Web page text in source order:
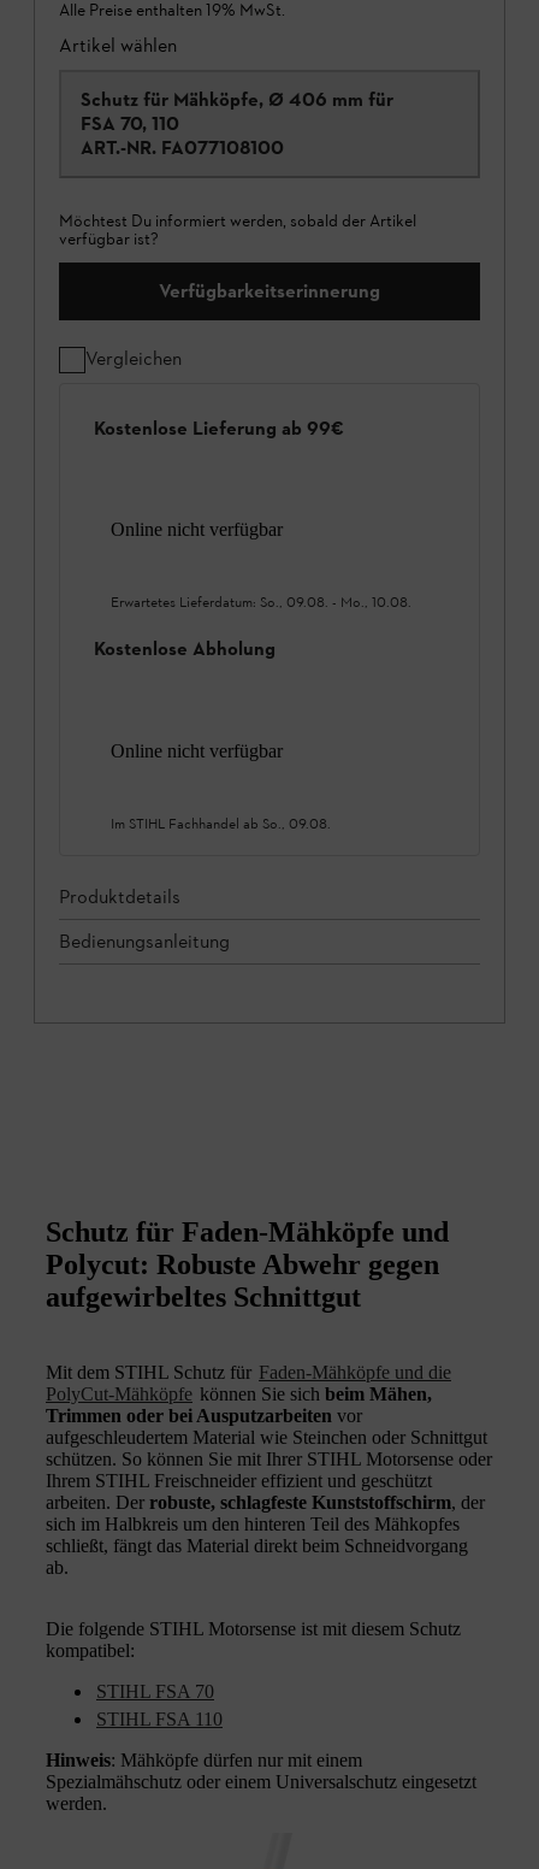
Alle Preise enthalten 19% MwSt.
Artikel wählen
Schutz für Mähköpfe, Ø 406 mm für
FSA 70, 110
ART.-NR. FA077108100
Möchtest Du informiert werden, sobald der Artikel
verfügbar ist?
Verfügbarkeitserinnerung
Vergleichen
Kostenlose Lieferung ab 99€
Online nicht verfügbar
Erwartetes Lieferdatum: So., 09.08. - Mo., 10.08.
Kostenlose Abholung
Online nicht verfügbar
Im STIHL Fachhandel ab So., 09.08.
Produktdetails
Bedienungsanleitung
Schutz für Faden-Mähköpfe und
Polycut: Robuste Abwehr gegen
aufgewirbeltes Schnittgut
Mit dem STIHL Schutz für Faden-Mähköpfe und die
PolyCut-Mähköpfe können Sie sich beim Mähen,
Trimmen oder bei Ausputzarbeiten vor
aufgeschleudertem Material wie Steinchen oder Schnittgut
schützen. So können Sie mit Ihrer STIHL Motorsense oder
Ihrem STIHL Freischneider effizient und geschützt
arbeiten. Der robuste, schlagfeste Kunststoffschirm, der
sich im Halbkreis um den hinteren Teil des Mähkopfes
schließt, fängt das Material direkt beim Schneidvorgang
ab.
Die folgende STIHL Motorsense ist mit diesem Schutz
kompatibel:
STIHL FSA 70
STIHL FSA 110
Hinweis: Mähköpfe dürfen nur mit einem
Spezialmähschutz oder einem Universalschutz eingesetzt
werden.